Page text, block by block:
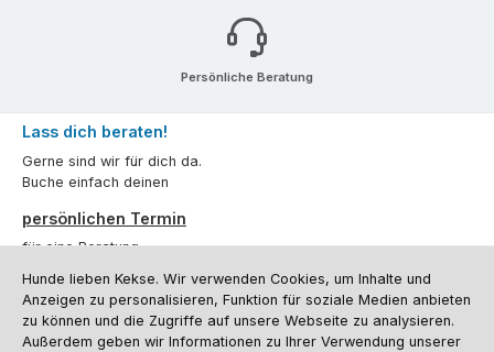
Persönliche Beratung
Lass dich beraten!
Gerne sind wir für dich da.
Buche einfach deinen
persönlichen Termin
für eine Beratung.
Oder über unserKontaktformular.
Vertrag widerrufen
Hunde lieben Kekse. Wir verwenden Cookies, um Inhalte und
Anzeigen zu personalisieren, Funktion für soziale Medien anbieten
zu können und die Zugriffe auf unsere Webseite zu analysieren.
Außerdem geben wir Informationen zu Ihrer Verwendung unserer